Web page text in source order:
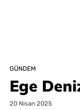
GÜNDEM
Ege
20 Nisan 2025